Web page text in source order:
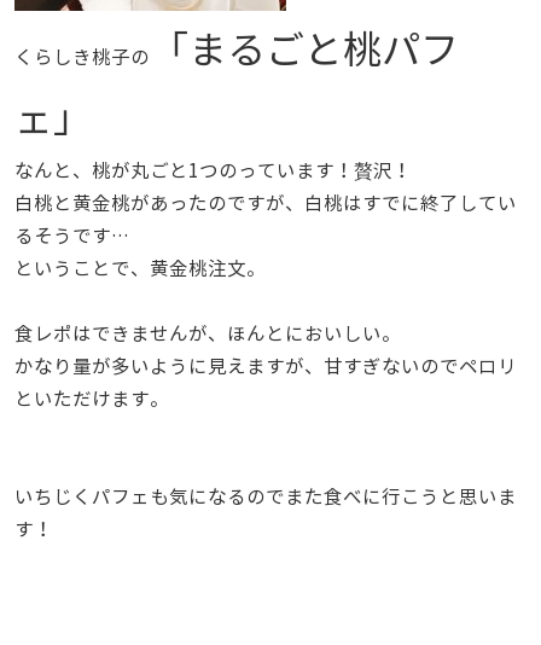
くらしき桃子の
「まるごと桃パフ
ェ」
なんと、桃が丸ごと1つのっています！贅沢！
白桃と黄金桃があったのですが、白桃はすでに終了してい
るそうです…
ということで、黄金桃注文。
食レポはできませんが、ほんとにおいしい。
かなり量が多いように見えますが、甘すぎないのでペロリ
といただけます。
いちじくパフェも気になるのでまた食べに行こうと思いま
す！